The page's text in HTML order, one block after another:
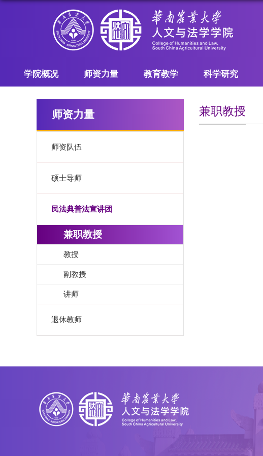
学院概况 师资力量 教育教学 科学研究
师资力量
师资队伍
硕士导师
民法典普法宣讲团
兼职教授
教授
副教授
讲师
退休教师
兼职教授